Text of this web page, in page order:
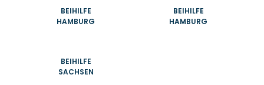
BEIHILFE
HAMBURG
BEIHILFE
HAMBURG
BEIHILFE
SACHSEN